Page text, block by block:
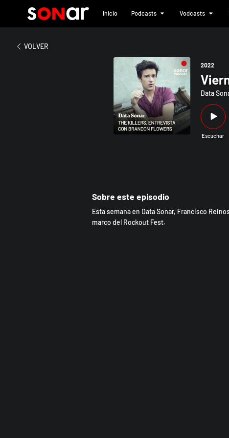
Inicio Podcasts Vodcasts
VOLVER
2022
Data
Escuchar
Sobre este episodio
Esta semana en Data Sonar, Francisco
marco del Rockout Fest.